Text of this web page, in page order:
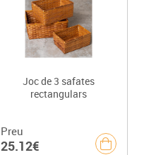
Joc de 3 safates
rectangulars
Preu
25.12€